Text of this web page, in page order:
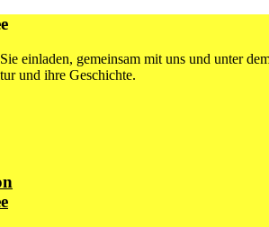
einladen, gemeinsam mit uns und unter
und ihre Geschichte.